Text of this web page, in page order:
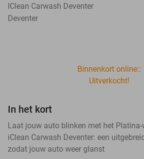
IClean Carwash Deventer
Deventer
Binnenkort online::
Uitverkocht!
In het kort
Laat jouw auto blinken met het
iClean Carwash Deventer: een
zodat jouw auto weer glanst